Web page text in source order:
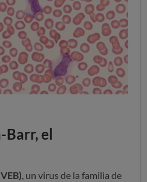
Barr, el
, un virus de la familia de